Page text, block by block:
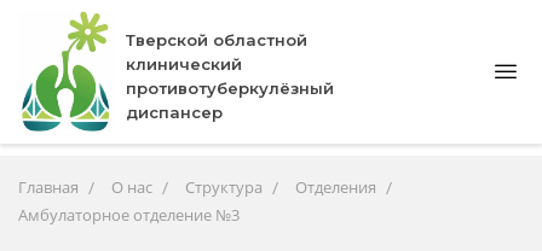
Тверской областной
клинический
противотуберкулёзный
диспансер
Главная О нас Структура
Отделения
Амбулаторное отделение №3